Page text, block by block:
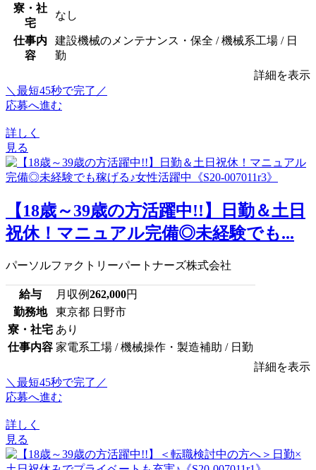
寮・社
宅
なし
仕事内
容
建設機械のメンテナンス・保全 / 機械系工場 / 日
勤
詳細を表示
＼最短45秒で完了／
応募へ進む
詳しく
見る
【18歳～39歳の方活躍中!!】日勤＆土日
祝休！マニュアル完備◎未経験でも...
パーソルファクトリーパートナーズ株式会社
給与 月収例262,000円
勤務地
東京都 日野市
寮・社宅 あり
仕事内容 家電系工場 / 機械操作・製造補助 / 日勤
詳細を表示
＼最短45秒で完了／
応募へ進む
詳しく
見る